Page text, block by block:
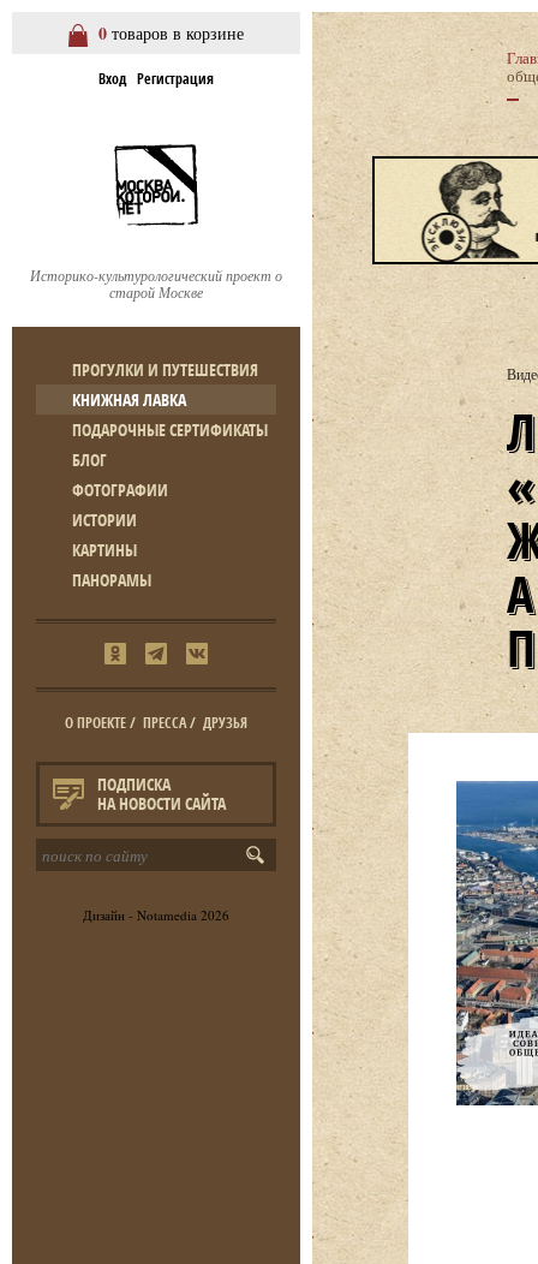
0 товаров в корзине
Вход Регистрация
Историко-культурологический проект о
старой Москве
ПРОГУЛКИ И ПУТЕШЕСТВИЯ
КНИЖНАЯ ЛАВКА
ПОДАРОЧНЫЕ СЕРТИФИКАТЫ
БЛОГ
ФОТОГРАФИИ
ИСТОРИИ
КАРТИНЫ
ПАНОРАМЫ
О ПРОЕКТЕ/ ПРЕССА/ ДРУЗЬЯ
ПОДПИСКА
НА НОВОСТИ САЙТА
Дизайн - Notamedia 2026
ЛЕКЦИЯ М.